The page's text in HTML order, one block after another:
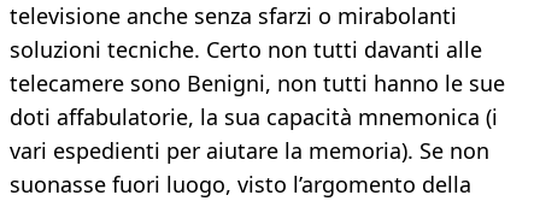
televisione anche senza sfarzi o mirabolanti
soluzioni tecniche. Certo non tutti davanti alle
telecamere sono Benigni, non tutti hanno le sue
doti affabulatorie, la sua capacità mnemonica (i
vari espedienti per aiutare la memoria). Se non
suonasse fuori luogo, visto l’argomento della